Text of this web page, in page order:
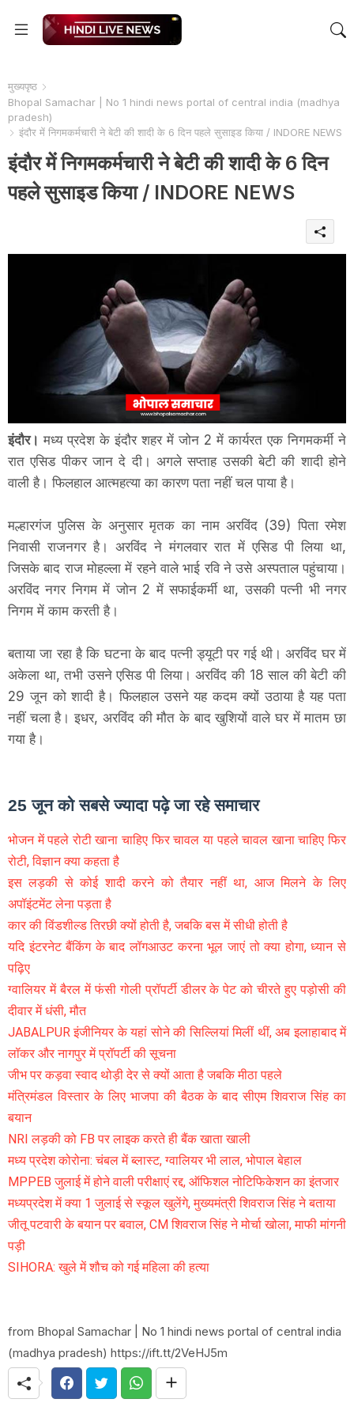
मुख्यपृष्ठ
Bhopal Samachar | No 1 hindi news portal of central india (madhya
pradesh)
इंदौर में निगमकर्मचारी ने बेटी की शादी के 6 दिन पहले सुसाइड किया / INDORE NEWS
इंदौर में निगमकर्मचारी ने बेटी की शादी के 6 दिन
पहले सुसाइड किया / INDORE NEWS
इंदौर। मध्य प्रदेश के इंदौर शहर में जोन 2 में कार्यरत एक निगमकर्मी ने
रात एसिड पीकर जान दे दी। अगले सप्ताह उसकी बेटी की शादी होने
वाली है। फिलहाल आत्महत्या का कारण पता नहीं चल पाया है।
मल्हारगंज पुलिस के अनुसार मृतक का नाम अरविंद (39) पिता रमेश
निवासी राजनगर है। अरविंद ने मंगलवार रात में एसिड पी लिया था,
जिसके बाद राज मोहल्ला में रहने वाले भाई रवि ने उसे अस्पताल पहुंचाया।
अरविंद नगर निगम में जोन 2 में सफाईकर्मी था, उसकी पत्नी भी नगर
निगम में काम करती है।
बताया जा रहा है कि घटना के बाद पत्नी ड्यूटी पर गई थी। अरविंद घर में
अकेला था, तभी उसने एसिड पी लिया। अरविंद की 18 साल की बेटी की
29 जून को शादी है। फिलहाल उसने यह कदम क्यों उठाया है यह पता
नहीं चला है। इधर, अरविंद की मौत के बाद खुशियों वाले घर में मातम छा
गया है।
25 जून को सबसे ज्यादा पढ़े जा रहे समाचार
भोजन में पहले रोटी खाना चाहिए फिर चावल या पहले चावल खाना चाहिए फिर
रोटी, विज्ञान क्या कहता है
इस लड़की से कोई शादी करने को तैयार नहीं था, आज मिलने के लिए
अपॉइंटमेंट लेना पड़ता है
कार की विंडशील्ड तिरछी क्यों होती है, जबकि बस में सीधी होती है
यदि इंटरनेट बैंकिंग के बाद लॉगआउट करना भूल जाएं तो क्या होगा, ध्यान से
पढ़िए
ग्वालियर में बैरल में फंसी गोली प्रॉपर्टी डीलर के पेट को चीरते हुए पड़ोसी की
दीवार में धंसी, मौत
JABALPUR इंजीनियर के यहां सोने की सिल्लियां मिलीं थीं, अब इलाहाबाद में
लॉकर और नागपुर में प्रॉपर्टी की सूचना
जीभ पर कड़वा स्वाद थोड़ी देर से क्यों आता है जबकि मीठा पहले
मंत्रिमंडल विस्तार के लिए भाजपा की बैठक के बाद सीएम शिवराज सिंह का
बयान
NRI लड़की को FB पर लाइक करते ही बैंक खाता खाली
मध्य प्रदेश कोरोना: चंबल में ब्लास्ट, ग्वालियर भी लाल, भोपाल बेहाल
MPPEB जुलाई में होने वाली परीक्षाएं रद्द, ऑफिशल नोटिफिकेशन का इंतजार
मध्यप्रदेश में क्या 1 जुलाई से स्कूल खुलेंगे, मुख्यमंत्री शिवराज सिंह ने बताया
जीतू पटवारी के बयान पर बवाल, CM शिवराज सिंह ने मोर्चा खोला, माफी मांगनी
पड़ी
SIHORA: खुले में शौच को गई महिला की हत्या
from Bhopal Samachar | No 1 hindi news portal of central india
(madhya pradesh) https://ift.tt/2VeHJ5m